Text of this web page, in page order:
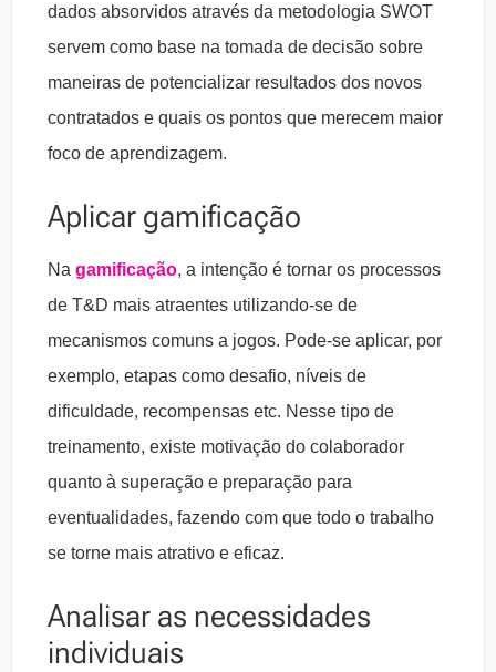
dados absorvidos através da metodologia SWOT
servem como base na tomada de decisão sobre
maneiras de potencializar resultados dos novos
contratados e quais os pontos que merecem maior
foco de aprendizagem.
Aplicar gamificação
Na gamificação, a intenção é tornar os processos
de T&D mais atraentes utilizando-se de
mecanismos comuns a jogos. Pode-se aplicar, por
exemplo, etapas como desafio, níveis de
dificuldade, recompensas etc. Nesse tipo de
treinamento, existe motivação do colaborador
quanto à superação e preparação para
eventualidades, fazendo com que todo o trabalho
se torne mais atrativo e eficaz.
Analisar as necessidades
individuais